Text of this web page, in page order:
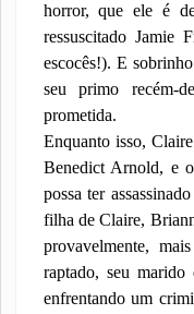
horror, que ele é
ressuscitado Jamie
escocês!). E
seu primo recém-
prometida.
Enquanto isso,
Benedict Arnold, e
possa ter
filha de Claire,
provavelmente,
raptado, seu marido
enfrentando um